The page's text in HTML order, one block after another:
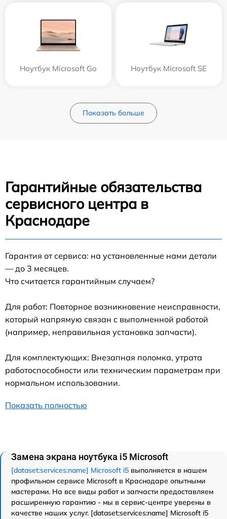
Ноутбук Microsoft Go Ноутбук Microsoft SE
Показать больше
Гарантийные обязательства
сервисного центра в
Краснодаре
Гарантия от сервиса: на установленные нами детали
— до 3 месяцев.
Что считается гарантийным случаем?
Для работ: Повторное возникновение неисправности,
который напрямую связан с выполненной работой
(например, неправильная установка запчасти).
Для комплектующих: Внезапная поломка, утрата
работоспособности или техническим параметрам при
нормальном использовании.
Показать полностью
Замена экрана ноутбука i5 Microsoft
[dataset:services:name] Microsoft i5 выполняется в нашем
профильном сервисе Microsoft в Краснодаре опытными
мастерами. На все виды работ и запчасти предоставляем
расширенную гарантию - мы в сервис-центре уверены в
качестве наших услуг. [dataset:services:name] Microsoft i5